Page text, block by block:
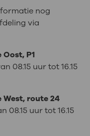
nog
via
P1
08.15 uur tot 16.15
route 24
08.15 uur tot 16.15